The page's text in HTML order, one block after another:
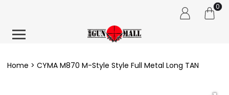
0
Home CYMA M870 M-Style Style Full Metal Long TAN